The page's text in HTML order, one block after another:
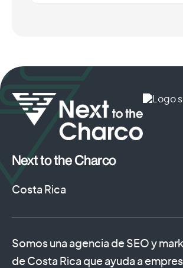
Next to the Charco
Costa Rica
Somos una agencia de SEO y
de Costa Rica que ayuda a